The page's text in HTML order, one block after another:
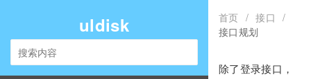
uldisk 首页 / 接口 /
接口规划
除了登录接口，